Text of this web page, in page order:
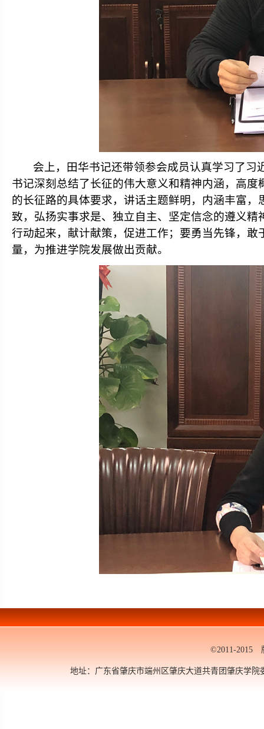
会上，田华书记还带领参会成员认真学习了
书记深刻总结了长征的伟大意义和精神内涵，高
的长征路的具体要求，讲话主题鲜明，内涵丰富
致，弘扬实事求是、独立自主、坚定信念的遵义
行动起来，献计献策，促进工作；要勇当先锋，
量，为推进学院发展做出贡献。
©2011-2015
地址：广东省肇庆市端州区肇庆大道共青团肇庆学